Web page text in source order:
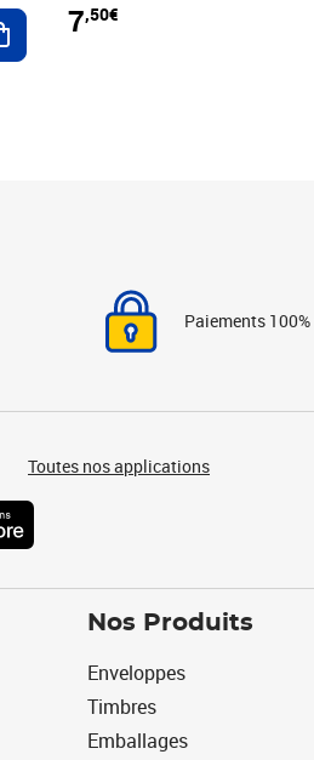
Ajouter au panier
7,50€
Paiements
Toutes nos applications
Nos Produits
Enveloppes
Timbres
Emballages